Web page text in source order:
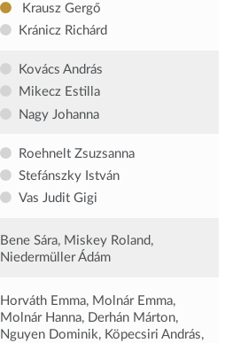
Krausz Gergő
Kránicz Richárd
Kovács András
Mikecz Estilla
Nagy Johanna
Roehnelt Zsuzsanna
Stefánszky István
Vas Judit Gigi
Bene Sára, Miskey Roland,
Niedermüller Ádám
Horváth Emma, Molnár Emma,
Molnár Hanna, Derhán Márton,
Nguyen Dominik, Köpecsiri András,